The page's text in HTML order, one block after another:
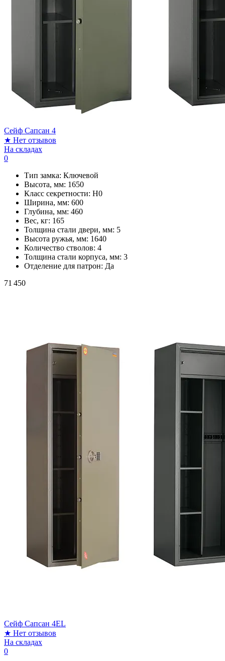
Сейф Сапсан 4
★ Нет отзывов
На складах
0
Тип замка: Ключевой
Высота, мм: 1650
Класс секретности: H0
Ширина, мм: 600
Глубина, мм: 460
Вес, кг: 165
Толщина стали двери, мм: 5
Высота ружья, мм: 1640
Количество стволов: 4
Толщина стали корпуса, мм: 3
Отделение для патрон: Да
71 450
Сейф Сапсан 4EL
★ Нет отзывов
На складах
0